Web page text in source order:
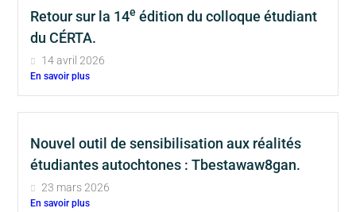
Retour sur la 14e édition du colloque étudiant
du CÉRTA.
14 avril 2026
En savoir plus
Nouvel outil de sensibilisation aux réalités
étudiantes autochtones : Tbestawaw8gan.
23 mars 2026
En savoir plus